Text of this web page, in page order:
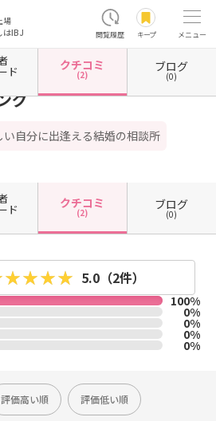
場
はIBJ
閲覧履歴 キープ メニュー
県浦添市 ここちペアリング クチコミ一覧
グ
自分に出逢える結婚の相談所
ド クチコミ
(2)
ブログ
(0)
ド クチコミ
(2)
ブログ
(0)
5.0 （2件）
100%
0%
0%
0%
0%
評価高い順 評価低い順